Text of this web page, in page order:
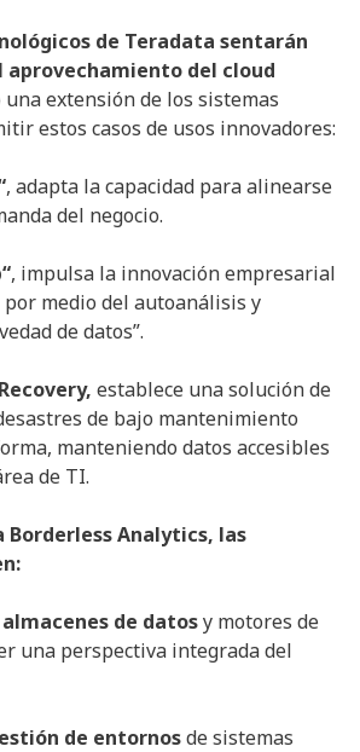
de Teradata sentarán
aprovechamiento del cloud
una extensión de los sistemas
estos casos de usos innovadores:
, adapta la capacidad para alinearse
del negocio.
“, impulsa la innovación empresarial
medio del autoanálisis y
de datos”.
Recovery, establece una solución de
de bajo mantenimiento
manteniendo datos accesibles
de TI.
BorderlessAnalytics, las
de datosy motores de
una perspectiva integrada del
de entornosde sistemas